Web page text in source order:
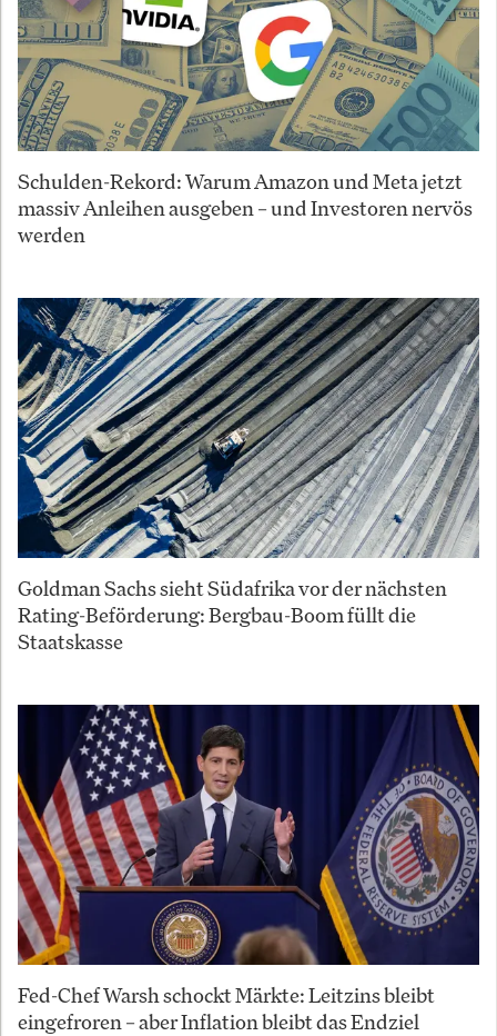
Schulden-Rekord: Warum Amazon und Meta jetzt
massiv Anleihen ausgeben – und Investoren nervös
werden
Goldman Sachs sieht Südafrika vor der nächsten
Rating-Beförderung: Bergbau-Boom füllt die
Staatskasse
Fed-Chef Warsh schockt Märkte: Leitzins bleibt
eingefroren – aber Inflation bleibt das Endziel